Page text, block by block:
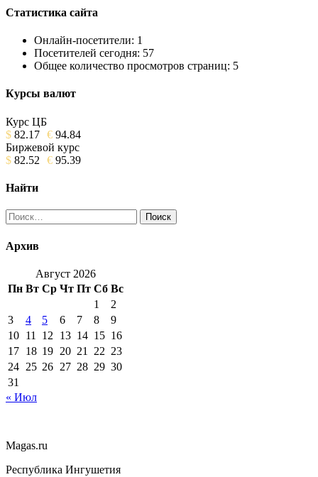
Статистика сайта
Онлайн-посетители: 1
Посетителей сегодня: 57
Общее количество просмотров страниц: 5
Курсы валют
Курс ЦБ
$ 82.17 € 94.84
Биржевой курс
$ 82.52 € 95.39
Найти
Найти:
Архив
Август 2026
Пн Вт Ср Чт Пт Сб Вс
1
2
3
4 5 6 7 8
9
10 11 12 13 14 15 16
17 18 19 20 21 22 23
24 25 26 27 28 29 30
31
« Июл
Magas.ru
Республика Ингушетия